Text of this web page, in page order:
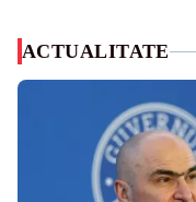
ACTUALITATE